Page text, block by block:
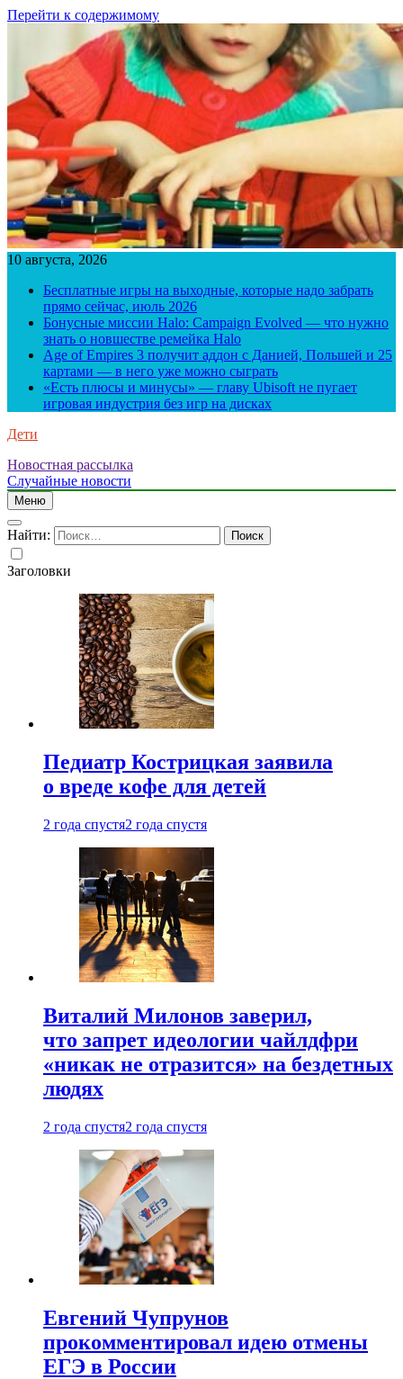
Перейти к содержимому
10 августа, 2026
Бесплатные игры на выходные, которые надо забрать
прямо сейчас, июль 2026
Бонусные миссии Halo: Campaign Evolved — что нужно
знать о новшестве ремейка Halo
Age of Empires 3 получит аддон с Данией, Польшей и 25
картами — в него уже можно сыграть
«Есть плюсы и минусы» — главу Ubisoft не пугает
игровая индустрия без игр на дисках
Дети
Новостная рассылка
Случайные новости
Меню
Найти:
Заголовки
Педиатр Кострицкая заявила
о вреде кофе для детей
2 года спустя2 года спустя
Виталий Милонов заверил,
что запрет идеологии чайлдфри
«никак не отразится» на бездетных
людях
2 года спустя2 года спустя
Евгений Чупрунов
прокомментировал идею отмены
ЕГЭ в России